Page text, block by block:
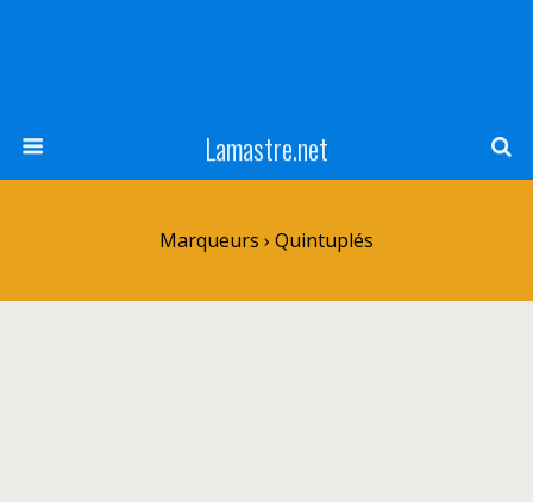
Lamastre.net
Marqueurs › Quintuplés